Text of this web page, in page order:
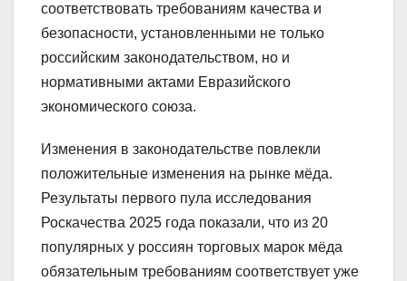
соответствовать требованиям качества и
безопасности, установленными не только
российским законодательством, но и
нормативными актами Евразийского
экономического союза.
Изменения в законодательстве повлекли
положительные изменения на рынке мёда.
Результаты первого пула исследования
Роскачества 2025 года показали, что из 20
популярных у россиян торговых марок мёда
обязательным требованиям соответствует уже